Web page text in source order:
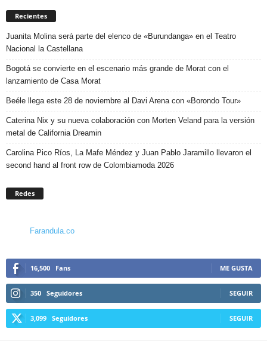
Recientes
Juanita Molina será parte del elenco de «Burundanga» en el Teatro
Nacional la Castellana
Bogotá se convierte en el escenario más grande de Morat con el
lanzamiento de Casa Morat
Beéle llega este 28 de noviembre al Davi Arena con «Borondo Tour»
Caterina Nix y su nueva colaboración con Morten Veland para la versión
metal de California Dreamin
Carolina Pico Ríos, La Mafe Méndez y Juan Pablo Jaramillo llevaron el
second hand al front row de Colombiamoda 2026
Redes
Farandula.co
16,500 Fans ME GUSTA
350 Seguidores SEGUIR
3,099 Seguidores SEGUIR